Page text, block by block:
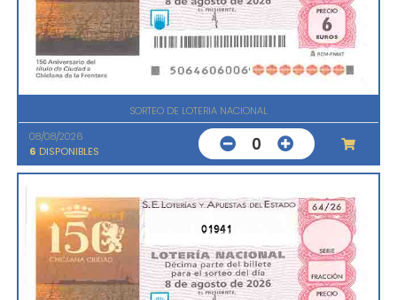
SORTEO DE LOTERIA NACIONAL
08/08/2026
6 DISPONIBLES 0
01941